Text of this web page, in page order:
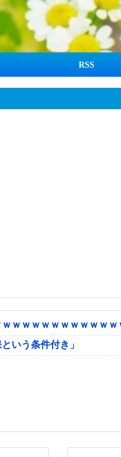
RSS
ｗｗｗｗｗｗｗｗｗｗｗ
いう条件付き」